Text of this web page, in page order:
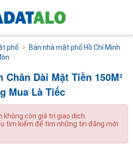
phố
Bán nhà mặt phố Hồ Chí Minh
Chân Dài Mặt Tiền 150M²
Mua Là Tiếc
không còn giá trị giao dịch.
tìm kiếm để tìm những tin đăng mới